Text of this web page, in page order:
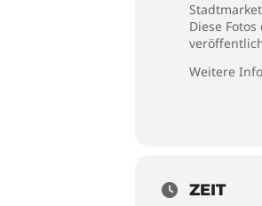
Diese
Weitere
ZEIT